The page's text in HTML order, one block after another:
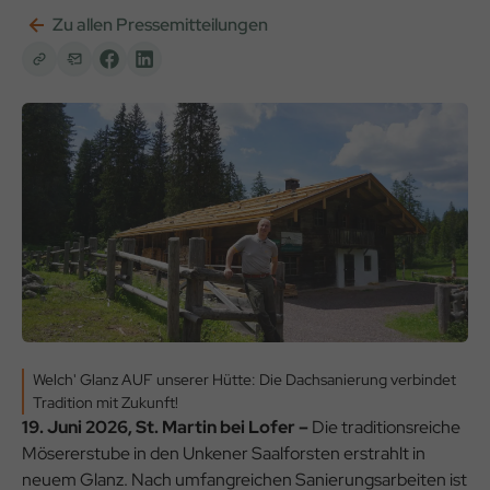
Zu allen Pressemitteilungen
Welch' Glanz AUF unserer Hütte: Die Dachsanierung verbindet
Tradition mit Zukunft!
19. Juni 2026, St. Martin bei Lofer – Die traditionsreiche
Mösererstube in den Unkener Saalforsten erstrahlt in
neuem Glanz. Nach umfangreichen Sanierungsarbeiten ist